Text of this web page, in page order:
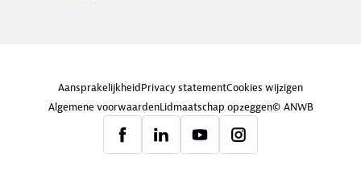
AansprakelijkheidPrivacy statementCookies wijzigen
Algemene voorwaardenLidmaatschap opzeggen© ANWB